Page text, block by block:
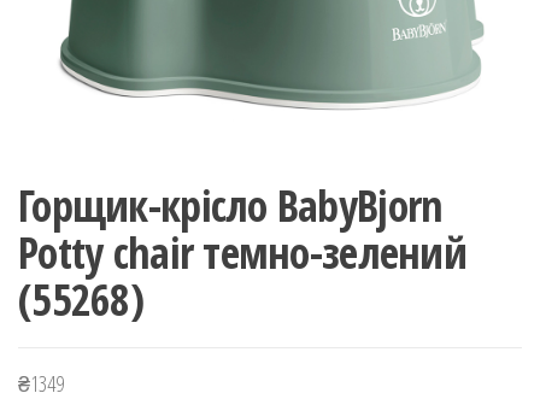
Горщик-крісло BabyBjorn
Potty chair темно-зелений
(55268)
₴1349